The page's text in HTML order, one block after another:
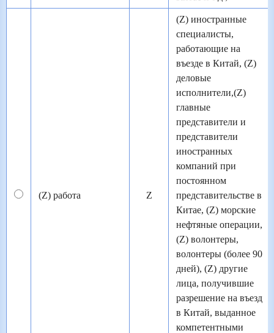
(Z) работа Z
(Z) иностранные
специалисты,
работающие на
въезде в Китай, (Z)
деловые
исполнители,(Z)
главные
представители и
представители
иностранных
компаний при
постоянном
представительстве в
Китае, (Z) морские
нефтяные операции,
(Z) волонтеры,
волонтеры (более 90
дней), (Z) другие
лица, получившие
разрешение на въезд
в Китай, выданное
компетентными